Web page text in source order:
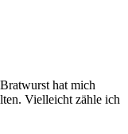
hat mich
Vielleicht zähle ich